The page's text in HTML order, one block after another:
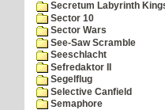
Secretum Labyrinth
Sector 10
Sector Wars
See-Saw Scramble
Seeschlacht
Sefredaktor II
Segelflug
Selective Canfield
Semaphore